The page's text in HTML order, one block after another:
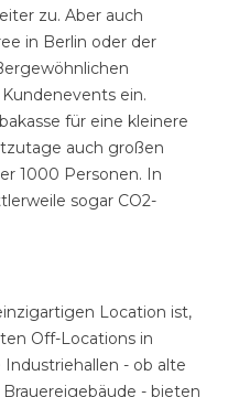
zu. Aber auch
in Berlin oder der
ein.
für eine kleinere
auch großen
1000 Personen. In
sogar CO2-
Location ist,
Off-Locations in
- ob alte
- bieten